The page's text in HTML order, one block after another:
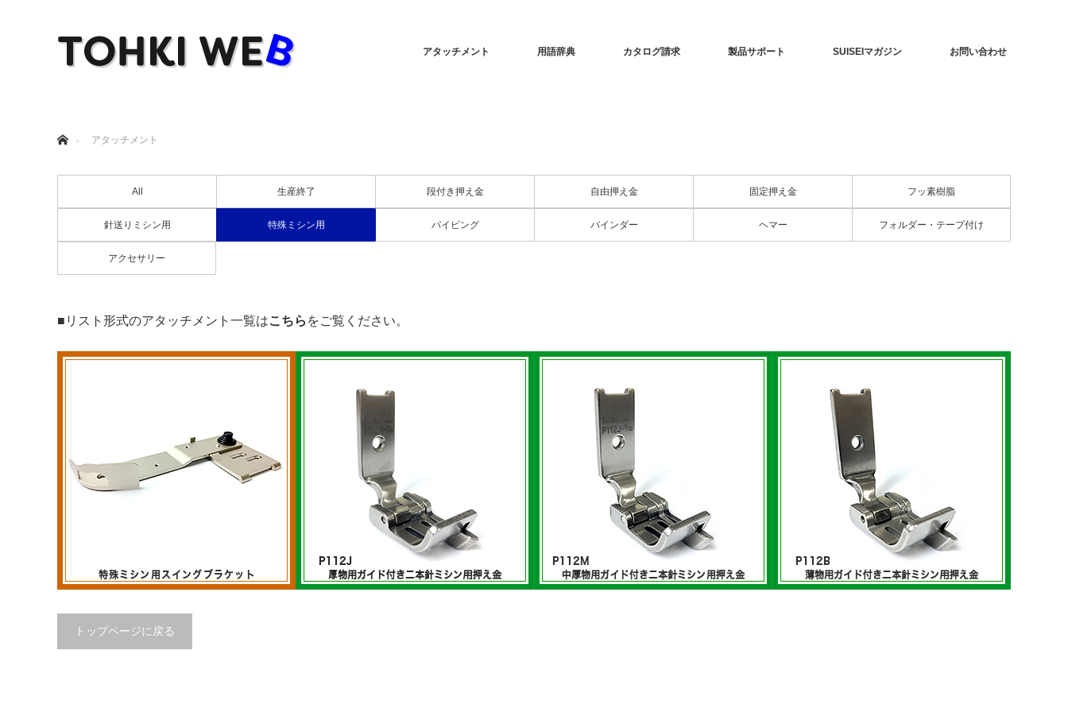
アタッチメント 用語辞典 カタログ請求 製品サポート SUISEIマガジン お問い合わせ
アタッチメント
All 生産終了 段付き押え金 自由押え金 固定押え金 フッ素樹脂
針送りミシン用 特殊ミシン用 パイピング バインダー ヘマー フォルダー・テープ付け
アクセサリー
■リスト形式のアタッチメント一覧はこちら をご覧ください。
特殊ミシン用スイングブラケット
トップページに戻る